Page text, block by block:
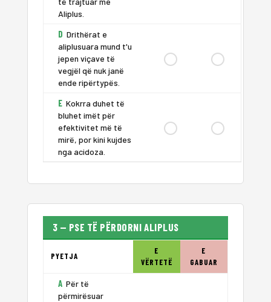
Aliplus.
D Drithërat e
aliplusuara mund t'u
jepen viçave të
vegjël që nuk janë
ende ripërtypës.
E Kokrra duhet të
bluhet imët për
efektivitet më të
mirë, por kini kujdes
nga acidoza.
3 — PSE TË PËRDORNI ALIPLUS
PYETJA
E
VËRTETË
E
GABUAR
A Për të
përmirësuar